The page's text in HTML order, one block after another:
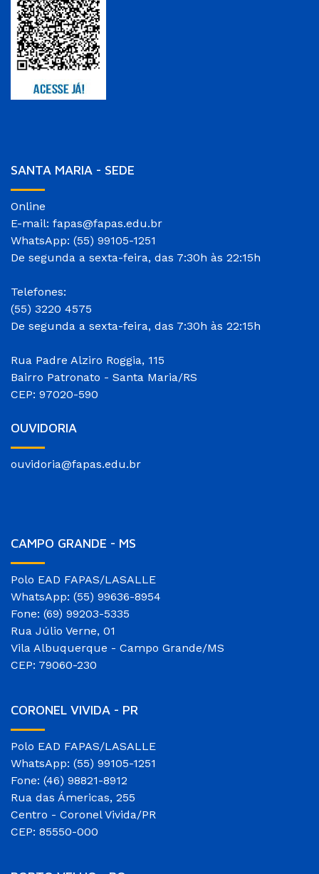
SANTA MARIA - SEDE
Online
E-mail: fapas@fapas.edu.br
WhatsApp: (55) 99105-1251
De segunda a sexta-feira, das 7:30h às 22:15h
Telefones:
(55) 3220 4575
De segunda a sexta-feira, das 7:30h às 22:15h
Rua Padre Alziro Roggia, 115
Bairro Patronato - Santa Maria/RS
CEP: 97020-590
OUVIDORIA
ouvidoria@fapas.edu.br
CAMPO GRANDE - MS
Polo EAD FAPAS/LASALLE
WhatsApp: (55) 99636-8954
Fone: (69) 99203-5335
Rua Júlio Verne, 01
Vila Albuquerque - Campo Grande/MS
CEP: 79060-230
CORONEL VIVIDA - PR
Polo EAD FAPAS/LASALLE
WhatsApp: (55) 99105-1251
Fone: (46) 98821-8912
Rua das Ámericas, 255
Centro - Coronel Vivida/PR
CEP: 85550-000